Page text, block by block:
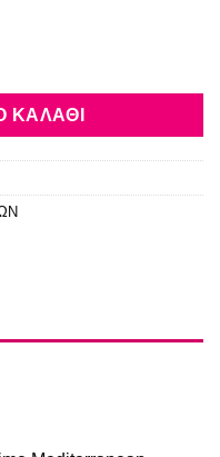
Mediterranean Finishing
ΚΑΛΆΘΙ